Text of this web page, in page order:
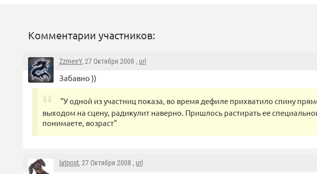
Комментарии участников:
ZzmeeY, 27 Октября 2008 , url
Забавно ))
"У одной из участниц показа, во время дефиле прихватило спину
выходом на сцену, радикулит наверно. Пришлось растирать ее
понимаете, возраст"
latpost, 27 Октября 2008 , url